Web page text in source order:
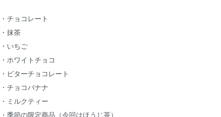
・チョコレート
・抹茶
・いちご
・ホワイトチョコ
・ビターチョコレート
・チョコバナナ
・ミルクティー
・季節の限定商品（今回はほうじ茶）